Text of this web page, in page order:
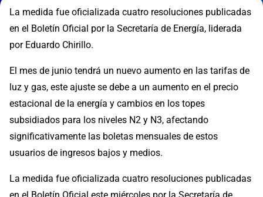
La medida fue oficializada cuatro resoluciones publicadas
en el Boletín Oficial por la Secretaría de Energía, liderada
por Eduardo Chirillo.
El mes de junio tendrá un nuevo aumento en las tarifas de
luz y gas, este ajuste se debe a un aumento en el precio
estacional de la energía y cambios en los topes
subsidiados para los niveles N2 y N3, afectando
significativamente las boletas mensuales de estos
usuarios de ingresos bajos y medios.
La medida fue oficializada cuatro resoluciones publicadas